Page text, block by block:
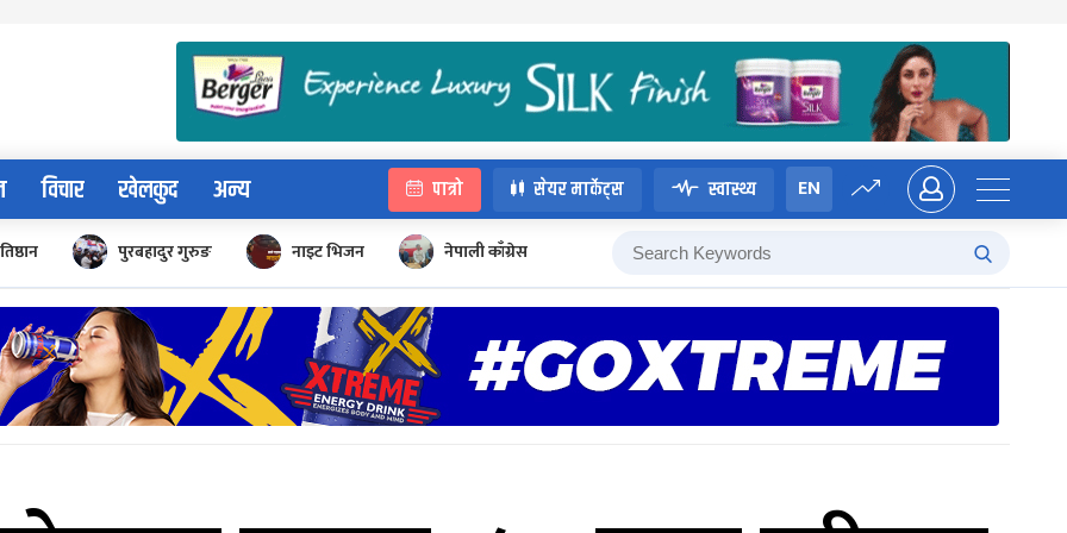
विचार खेलकुद अन्य पात्रो सेयर मार्केट्स स्वास्थ्य EN
पुरबहादुर गुरुङ नाइट भिजन नेपाली काँग्रेस